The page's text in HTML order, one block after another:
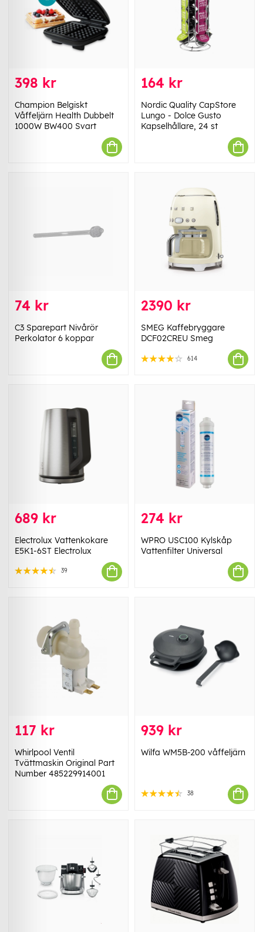
398 kr
Champion Belgiskt
Våffeljärn Health Dubbelt
1000W BW400 Svart
164 kr
Nordic Quality CapStore
Lungo - Dolce Gusto
Kapselhållare, 24 st
74 kr
C3 Sparepart Nivårör
Perkolator 6 koppar
2390 kr
SMEG Kaffebryggare
DCF02CREU Smeg
614
689 kr
Electrolux Vattenkokare
E5K1-6ST Electrolux
39
274 kr
WPRO USC100 Kylskåp
Vattenfilter Universal
117 kr
Whirlpool Ventil
Tvättmaskin Original Part
Number 485229914001
939 kr
Wilfa WM5B-200 våffeljärn
38